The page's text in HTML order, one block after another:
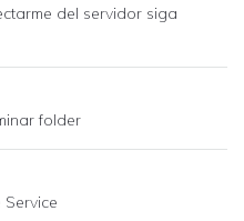
del servidor siga
folder